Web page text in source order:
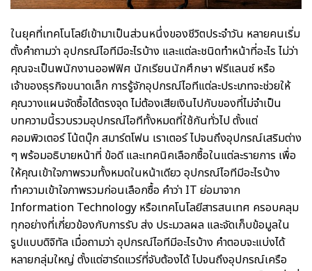
ในยุคที่เทคโนโลยีเข้ามาเป็นส่วนหนึ่งของชีวิตประจำวัน หลายคนเริ่ม
ตั้งคำถามว่า อุปกรณ์ไอทีมีอะไรบ้าง และแต่ละชนิดทำหน้าที่อะไร ไม่ว่า
คุณจะเป็นพนักงานออฟฟิศ นักเรียนนักศึกษา ฟรีแลนซ์ หรือ
เจ้าของธุรกิจขนาดเล็ก การรู้จักอุปกรณ์ไอทีแต่ละประเภทจะช่วยให้
คุณวางแผนจัดซื้อได้ตรงจุด ไม่ต้องเสียเงินไปกับของที่ไม่จำเป็น
บทความนี้รวบรวมอุปกรณ์ไอทีทั้งหมดที่ใช้กันทั่วไป ตั้งแต่
คอมพิวเตอร์ โน้ตบุ๊ก สมาร์ตโฟน เราเตอร์ ไปจนถึงอุปกรณ์เสริมต่าง
ๆ พร้อมอธิบายหน้าที่ ข้อดี และเทคนิคเลือกซื้อในแต่ละรายการ เพื่อ
ให้คุณเข้าใจภาพรวมทั้งหมดในหน้าเดียว อุปกรณ์ไอทีมีอะไรบ้าง
ทำความเข้าใจภาพรวมก่อนเลือกซื้อ คำว่า IT ย่อมาจาก
Information Technology หรือเทคโนโลยีสารสนเทศ ครอบคลุม
ทุกอย่างที่เกี่ยวข้องกับการรับ ส่ง ประมวลผล และจัดเก็บข้อมูลใน
รูปแบบดิจิทัล เมื่อถามว่า อุปกรณ์ไอทีมีอะไรบ้าง คำตอบจะแบ่งได้
หลายกลุ่มใหญ่ ตั้งแต่ฮาร์ดแวร์ที่จับต้องได้ ไปจนถึงอุปกรณ์เครือ